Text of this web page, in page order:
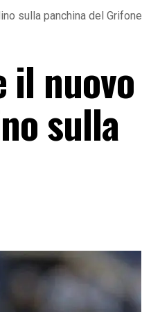
sulla panchina del Grifone
il nuovo
sulla